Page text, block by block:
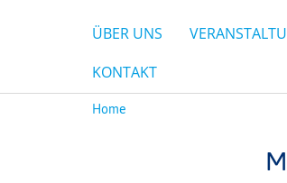
ÜBER UNS
KONTAKT
Home